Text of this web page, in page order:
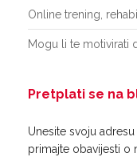
Online trening,
Mogu li te motivirati
Pretplati se na
Unesite svoju
primajte obavijesti o